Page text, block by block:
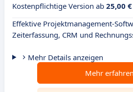
Kostenpflichtige Version ab 25,00
Effektive Projektmanagement-
Zeiterfassung, CRM und
Mehr Details anzeigen
Mehr erfahren